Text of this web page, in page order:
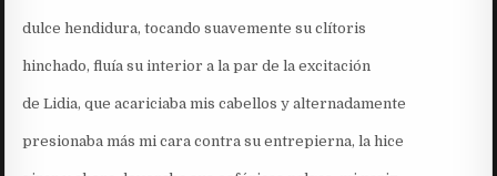
dulce hendidura, tocando suavemente su clítoris
hinchado, fluía su interior a la par de la excitación
de Lidia, que acariciaba mis cabellos y alternadamente
presionaba más mi cara contra su entrepierna, la hice